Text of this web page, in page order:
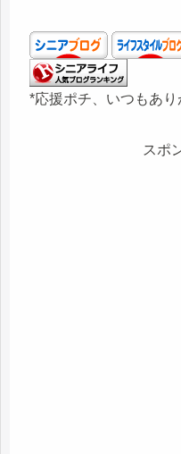
*応援ポチ、いつもあり
スポ